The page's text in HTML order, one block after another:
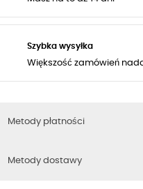
Szybka wysyłka
Większość zamówień
Metody płatności
Metody dostawy